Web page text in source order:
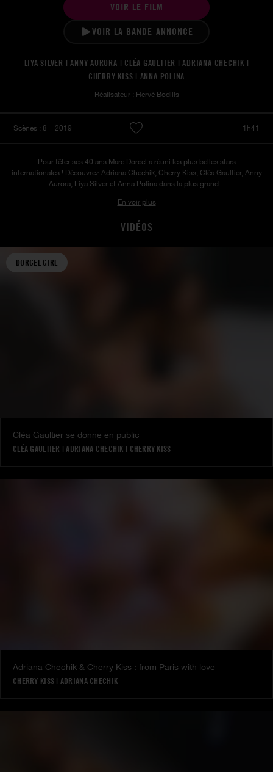
VOIR LE FILM
VOIR LA BANDE-ANNONCE
LIYA SILVER | ANNY AURORA | CLÉA GAULTIER | ADRIANA CHECHIK |
CHERRY KISS | ANNA POLINA
Réalisateur : Hervé Bodilis
Scènes : 8 2019 1h41
Pour fêter ses 40 ans Marc Dorcel a réuni les plus belles stars
internationales ! Découvrez Adriana Chechik, Cherry Kiss, Cléa Gaultier, Anny
Aurora, Liya Silver et Anna Polina dans la plus grand...
En voir plus
VIDÉOS
DORCEL GIRL
Cléa Gaultier se donne en public
CLÉA GAULTIER |ADRIANA CHECHIK | CHERRY KISS
Adriana Chechik & Cherry Kiss : from Paris with love
CHERRY KISS | ADRIANA CHECHIK